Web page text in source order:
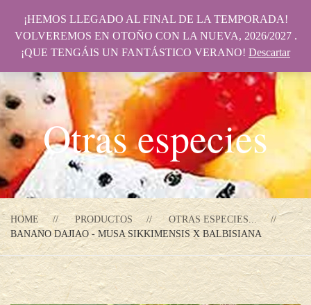
Otras especies
HOME PRODUCTOS
OTRAS ESPECIES...
BANANO DAJIAO - MUSA SIKKIMENSIS X BALBISIANA
¡HEMOS LLEGADO AL FINAL DE LA TEMPORADA!
VOLVEREMOS EN OTOÑO CON LA NUEVA, 2026/2027 .
¡QUE TENGÁIS UN FANTÁSTICO VERANO! Descartar